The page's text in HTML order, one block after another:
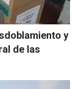
y
de las